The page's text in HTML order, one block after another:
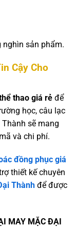
nghìn sản phẩm.
Cậy Cho
thao giá rẻ để
học, câu lạc
sẽ mang
và chi phí.
đồng phục giá
thiết kế chuyên
Thành để được
MAY MẶC ĐẠI